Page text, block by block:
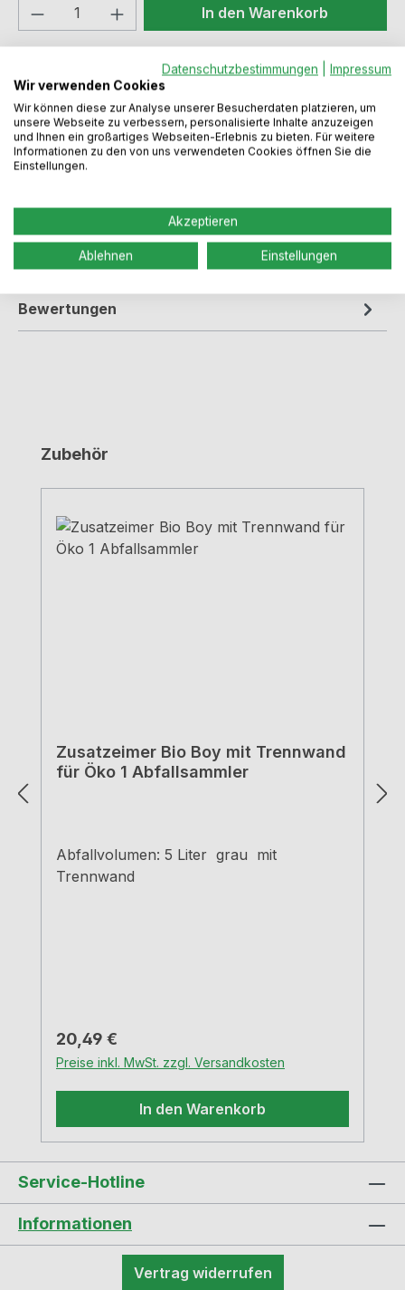
Produkt Anzahl: Gib denIn den Warenkorb
N8011008
Beschreibung
Abfallsammler zur Montage an der Tür.
Schrankbreiten ab 45,0 cmmit DeckelSchwenkt…
Mehr
Dokumente / Videos
Bewertungen
Produktgalerie überspringen
Zubehör
Zusatzeimer Bio Boy mit Trennwand
für Öko 1 Abfallsammler
Abfallvolumen: 5 Liter grau mit
Trennwand
Regulärer Preis:
20,49 €
Preise inkl. MwSt. zzgl. Versandkosten
In den Warenkorb
Service-Hotline
Informationen
Vertrag widerrufen
Datenschutzbestimmungen
Impressum
Wir verwenden Cookies
Wir können diese zur Analyse unserer Besucherdaten platzieren, um
unsere Webseite zu verbessern, personalisierte Inhalte anzuzeigen
und Ihnen ein großartiges Webseiten-Erlebnis zu bieten. Für weitere
Informationen zu den von uns verwendeten Cookies öffnen Sie die
Einstellungen.
Akzeptieren
Ablehnen Einstellungen